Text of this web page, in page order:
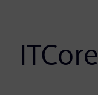
ITCore